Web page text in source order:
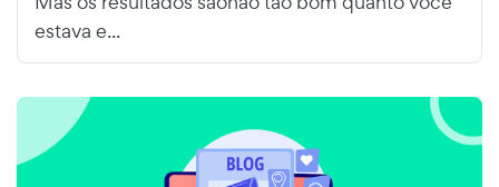
estava e...